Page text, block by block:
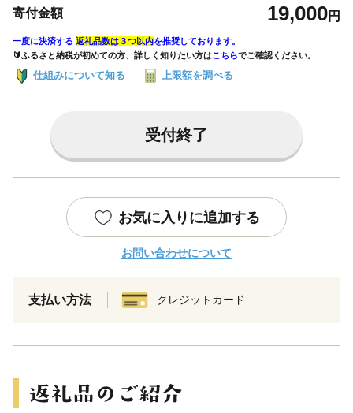
寄付金額 19,000円
一度に決済する 返礼品数は３つ以内を推奨しております。
🔰ふるさと納税が初めての方、詳しく知りたい方はこちらでご確認ください。
仕組みについて知る 上限額を調べる
受付終了
お気に入りに追加する
お問い合わせについて
支払い方法 クレジットカード